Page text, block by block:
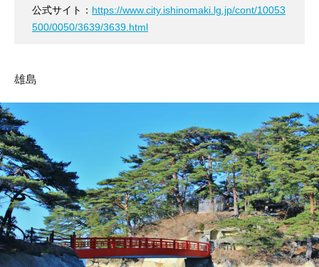
公式サイト： https://www.city.ishinomaki.lg.jp/cont/10053
500/0050/3639/3639.html
雄島